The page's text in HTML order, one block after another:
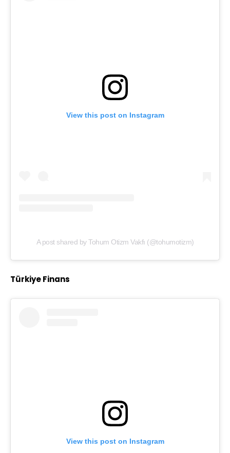
View this post on Instagram
A post shared by Tohum Otizm Vakfı (@tohumotizm)
Türkiye Finans
View this post on Instagram